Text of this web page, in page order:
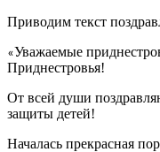
Приводим текст
«Уважаемые
Приднестровья!
От всей души
защиты детей!
Началась прекрасная